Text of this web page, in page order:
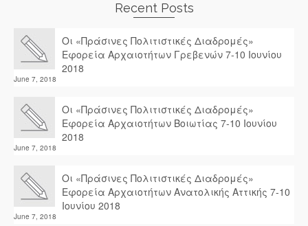
Recent Posts
Οι «Πράσινες Πολιτιστικές Διαδρομές»
Εφορεία Αρχαιοτήτων Γρεβενών 7-10 Ιουνίου
2018
June 7, 2018
Οι «Πράσινες Πολιτιστικές Διαδρομές»
Εφορεία Αρχαιοτήτων Βοιωτίας 7-10 Ιουνίου
2018
June 7, 2018
Οι «Πράσινες Πολιτιστικές Διαδρομές»
Εφορεία Αρχαιοτήτων Ανατολικής Αττικής 7-10
Ιουνίου 2018
June 7, 2018